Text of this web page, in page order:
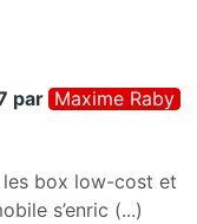
par Maxime Raby
les box low-cost et
s’enric (...)